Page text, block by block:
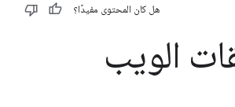
هل كان المحتوى مفيدًا؟